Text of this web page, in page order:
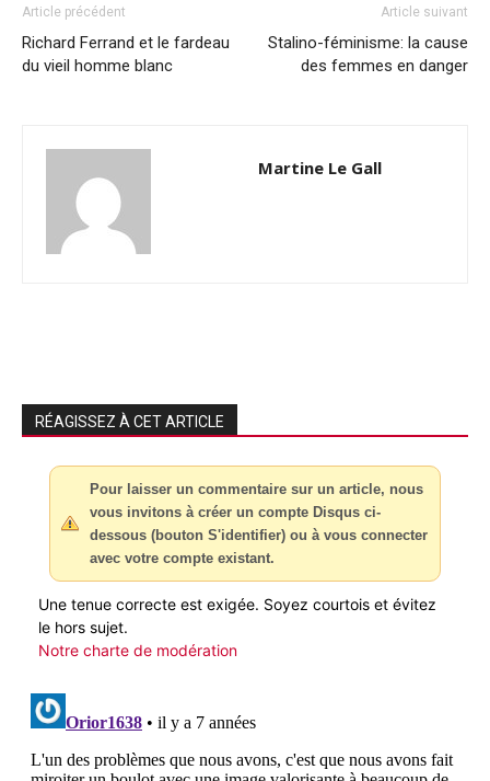
Article précédent
Richard Ferrand et le fardeau
du vieil homme blanc
Article suivant
Stalino-féminisme: la cause
des femmes en danger
Martine Le Gall
RÉAGISSEZ À CET ARTICLE
Pour laisser un commentaire sur un article, nous
vous invitons à créer un compte Disqus ci-
dessous (bouton S'identifier) ou à vous connecter
avec votre compte existant.
Une tenue correcte est exigée. Soyez courtois et évitez
le hors sujet.
Notre charte de modération